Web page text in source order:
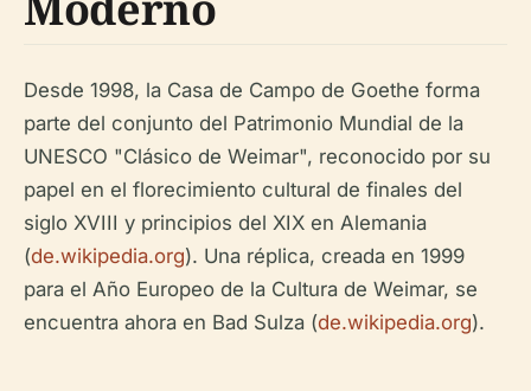
Desde 1998, la Casa de Campo de Goethe forma
parte del conjunto del Patrimonio Mundial de la
UNESCO "Clásico de Weimar", reconocido por su
papel en el florecimiento cultural de finales del
siglo XVIII y principios del XIX en Alemania
(de.wikipedia.org). Una réplica, creada en 1999
para el Año Europeo de la Cultura de Weimar, se
encuentra ahora en Bad Sulza (de.wikipedia.org).